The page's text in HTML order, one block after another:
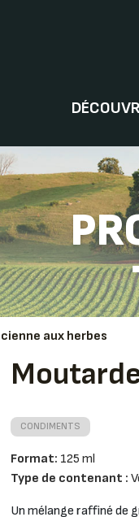
aux herbes
CONDIMENTS
Format: 125 ml
Type de contenant :
Un mélange raffiné de